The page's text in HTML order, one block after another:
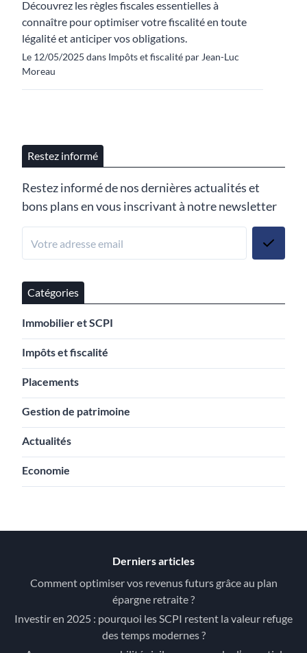
Découvrez les règles fiscales essentielles à
connaître pour optimiser votre fiscalité en toute
légalité et anticiper vos obligations.
Le 12/05/2025 dans Impôts et fiscalité par Jean-Luc
Moreau
Restez informé
Restez informé de nos dernières actualités et
bons plans en vous inscrivant à notre newsletter
Catégories
Immobilier et SCPI
Impôts et fiscalité
Placements
Gestion de patrimoine
Actualités
Economie
Derniers articles
Comment optimiser vos revenus futurs grâce au plan
épargne retraite ?
Investir en 2025 : pourquoi les SCPI restent la valeur refuge
des temps modernes ?